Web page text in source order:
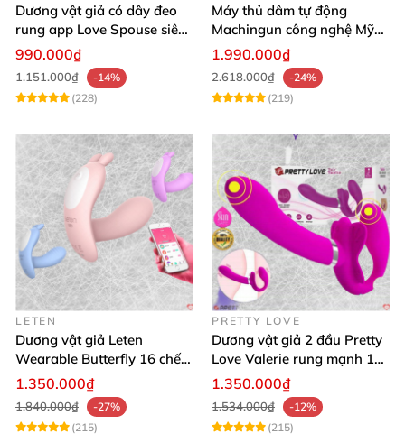
Dương vật giả có dây đeo
rung app Love Spouse siêu
kích thích cho Les
990.000₫
1.151.000₫
-14%
(228)
Máy thủ dâm tự động
Machingun công nghệ Mỹ
kích thích cực mạnh
1.990.000₫
2.618.000₫
-24%
(219)
LETEN
Dương vật giả Leten
Wearable Butterfly 16 chế
độ rung điều khiển
1.350.000₫
1.840.000₫
-27%
(215)
PRETTY LOVE
Dương vật giả 2 đầu Pretty
Love Valerie rung mạnh 12
chế độ
1.350.000₫
1.534.000₫
-12%
(215)